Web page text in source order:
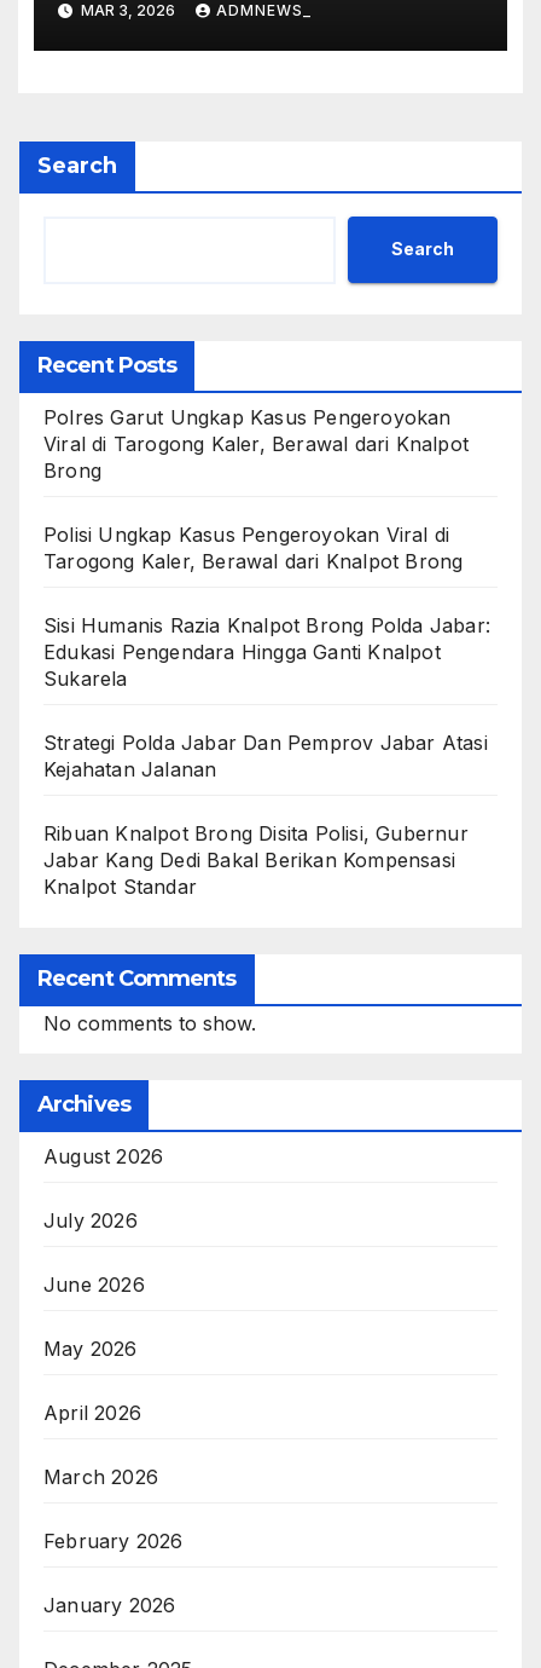
MAR 3, 2026 ADMNEWS_
Search
Search
Recent Posts
Polres Garut Ungkap Kasus Pengeroyokan
Viral di Tarogong Kaler, Berawal dari Knalpot
Brong
Polisi Ungkap Kasus Pengeroyokan Viral di
Tarogong Kaler, Berawal dari Knalpot Brong
Sisi Humanis Razia Knalpot Brong Polda Jabar:
Edukasi Pengendara Hingga Ganti Knalpot
Sukarela
Strategi Polda Jabar Dan Pemprov Jabar Atasi
Kejahatan Jalanan
Ribuan Knalpot Brong Disita Polisi, Gubernur
Jabar Kang Dedi Bakal Berikan Kompensasi
Knalpot Standar
Recent Comments
No comments to show.
Archives
August 2026
July 2026
June 2026
May 2026
April 2026
March 2026
February 2026
January 2026